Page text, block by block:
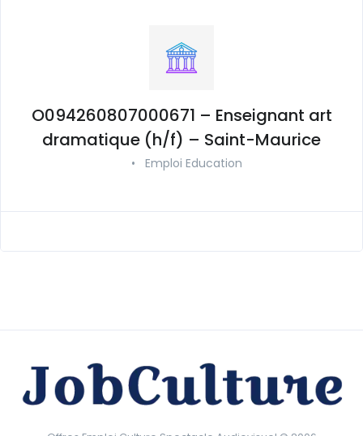
O094260807000671 – Enseignant art
dramatique (h/f) – Saint-Maurice
• Emploi Education